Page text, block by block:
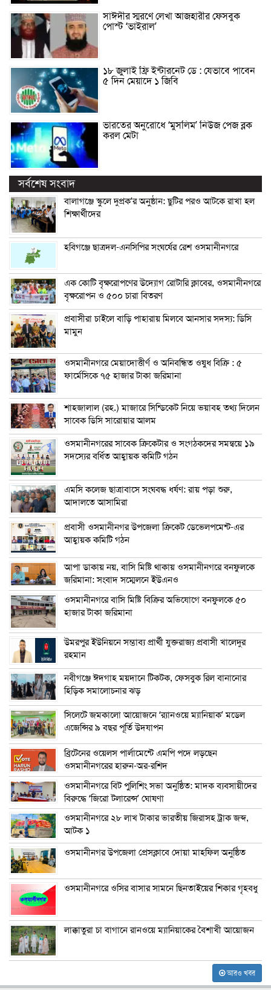
সাঈদীর স্মরণে লেখা আজহারীর ফেসবুক
পোস্ট ‘ভাইরাল’
১৮ জুলাই ফ্রি ইন্টারনেট ডে : যেভাবে পাবেন
৫ দিন মেয়াদে ১ জিবি
ভারতের অনুরোধে ‘মুসলিম’ নিউজ পেজ ব্লক
করল মেটা
সর্বশেষ সংবাদ
বালাগঞ্জে স্কুলে দুপ্রক’র অনুষ্ঠান: ছুটির পরও আটকে রাখা হল
শিক্ষার্থীদের
হবিগঞ্জে ছাত্রদল-এনসিপির সংঘর্ষের রেশ ওসমানীনগরে
এক কোটি বৃক্ষরোপণের উদ্যোগ রোটারি ক্লাবের, ওসমানীনগরে
বৃক্ষরোপন ও ৫০০ চারা বিতরণ
প্রবাসীরা চাইলে বাড়ি পাহারায় মিলবে আনসার সদস্য: ডিসি
মামুন
ওসমানীনগরে মেয়াদোত্তীর্ণ ও অনিবন্ধিত ওষুধ বিক্রি : ৫
ফার্মেসিকে ৭৫ হাজার টাকা জরিমানা
শাহজালাল (রহ.) মাজারে সিন্ডিকেট নিয়ে ভয়াবহ তথ্য দিলেন
সাবেক ডিসি সারোয়ার আলম
ওসমানীনগরের সাবেক ক্রিকেটার ও সংগঠকদের সমন্বয়ে ১৯
সদস্যের বর্ধিত আহ্বায়ক কমিটি গঠন
এম‌সি কলেজ ছাত্রাবাসে সংঘবদ্ধ ধর্ষণ: রায় পড়া শুরু,
আদালতে আসামিরা
প্রবাসী ওসমানীনগর উপজেলা ক্রিকেট ডেভেলপমেন্ট-এর
আহ্বায়ক কমিটি গঠন
আপা ডাকায় নয়, বাসি মিষ্টি থাকায় ওসমানীনগরে বনফুলকে
জরিমানা: সংবাদ সম্মেলনে ইউএনও
ওসমানীনগরে বাসি মিষ্টি বিক্রির অভিযোগে বনফুলকে ৫০
হাজার টাকা জরিমানা
উমরপুর ইউনিয়নে সম্ভাব্য প্রার্থী যুক্তরাজ্য প্রবাসী খালেদুর
রহমান
নবীগঞ্জে ঈদগাহ ময়দানে টিকটক, ফেসবুক রিল বানানোর
হিড়িক সমালোচনার ঝড়
সিলেটে জমকালো আয়োজনে ‘র‍্যানওয়ে ম্যানিয়াক’ মডেল
এজেন্সির ৯ বছর পূর্তি উদযাপন
ব্রিটেনের ওয়েলস পার্লামেন্টে এমপি পদে লড়ছেন
ওসমানীনগরের হারুন-অর-রশিদ
ওসমানীনগরে বিট পুলিশিং সভা অনুষ্ঠিত: মাদক ব্যবসায়ীদের
বিরুদ্ধে ‘জিরো টলারেন্স’ ঘোষণা
ওসমানীনগরে ২৮ লাখ টাকার ভারতীয় জিরাসহ ট্রাক জব্দ,
আটক ১
ওসমানীনগর উপজেলা প্রেসক্লাবে দোয়া মাহফিল অনুষ্ঠিত
ওসমানীনগরে ওসির বাসার সামনে ছিনতাইয়ের শিকার গৃহবধু
লাক্কাতুরা চা বাগানে রানওয়ে ম্যানিয়াকের বৈশাখী আয়োজন
আরও খবর